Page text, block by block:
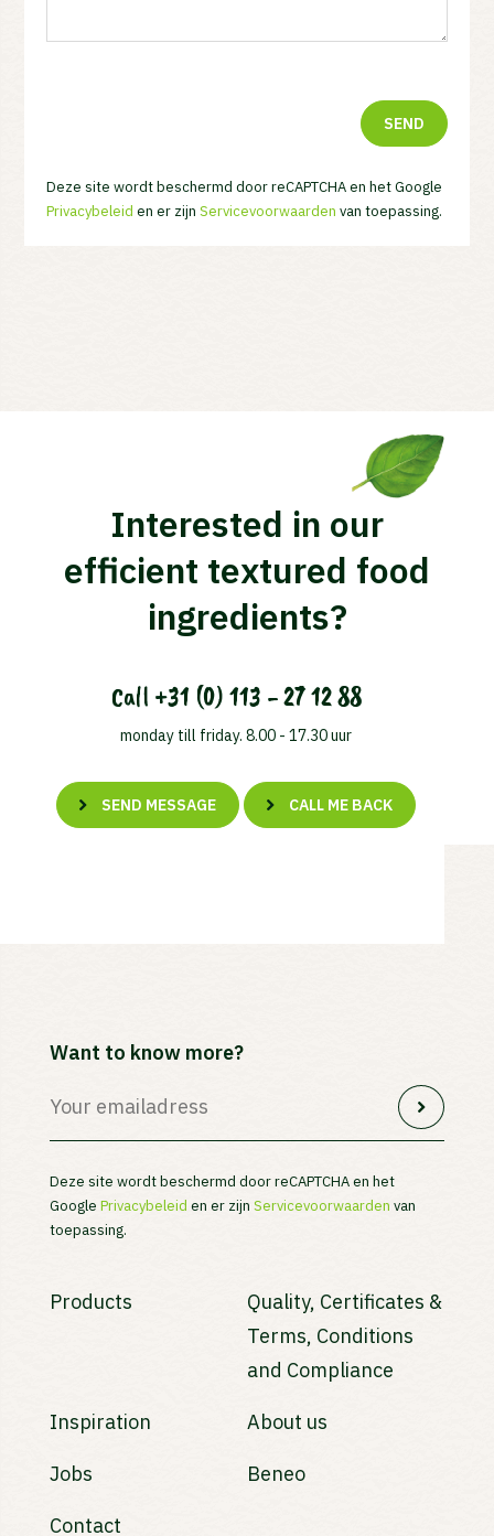
SEND
Deze site wordt beschermd door reCAPTCHA en het Google
Privacybeleid en er zijnServicevoorwaarden van toepassing.
Interested in our
efficient textured food
ingredients?
Call +31 (0) 113 - 27 12 88
monday till friday. 8.00 - 17.30 uur
SEND MESSAGE CALL ME BACK
Want to know more?
Deze site wordt beschermd door reCAPTCHA en het
Google Privacybeleid en er zijn Servicevoorwaarden van
toepassing.
Products
Quality, Certificates &
Terms, Conditions
and Compliance
Inspiration About us
Jobs Beneo
Contact